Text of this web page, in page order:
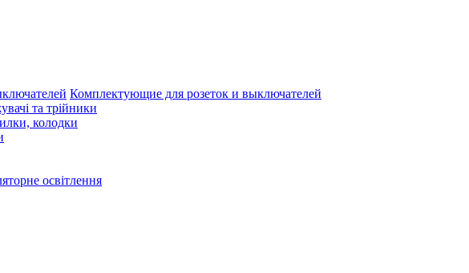
Комплектующие для розеток и выключателей
та трійники
колодки
освітлення